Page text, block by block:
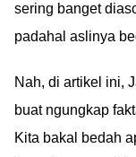
sering banget
padahal aslinya
Nah, di artikel ini,
buat ngungkap
Kita bakal bedah